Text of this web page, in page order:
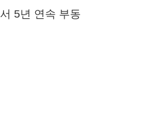
5년 연속 부동